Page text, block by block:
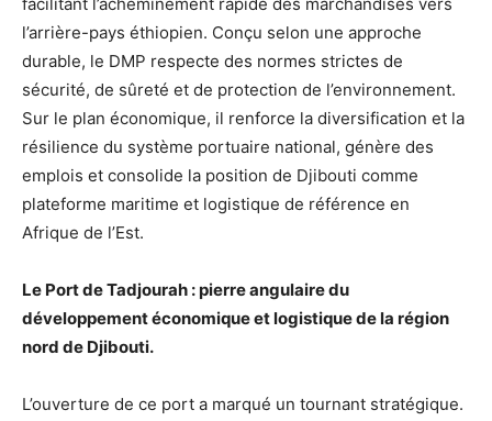
facilitant l’acheminement rapide des marchandises vers
l’arrière-pays éthiopien. Conçu selon une approche
durable, le DMP respecte des normes strictes de
sécurité, de sûreté et de protection de l’environnement.
Sur le plan économique, il renforce la diversification et la
résilience du système portuaire national, génère des
emplois et consolide la position de Djibouti comme
plateforme maritime et logistique de référence en
Afrique de l’Est.
Le Port de Tadjourah : pierre angulaire du
développement économique et logistique de la région
nord de Djibouti.
L’ouverture de ce port a marqué un tournant stratégique.